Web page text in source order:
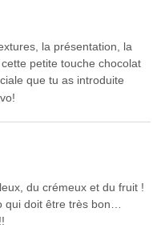
la présentation, la
petite touche chocolat
que tu as introduite
du crémeux et du fruit !
qui doit être très bon…